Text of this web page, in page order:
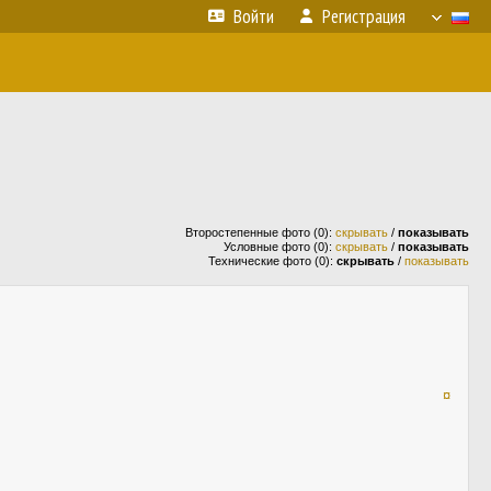
Войти Регистрация
Второстепенные фото (0): скрывать / показывать
Условные фото (0): скрывать / показывать
Технические фото (0): скрывать / показывать
¤